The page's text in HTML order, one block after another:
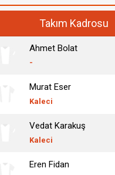
Takım Kadrosu
Ahmet Bolat
-
Murat Eser
Kaleci
Vedat Karakuş
Kaleci
Eren Fidan